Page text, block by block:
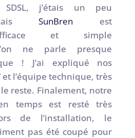
j’étais un peu
SunBren est
et simple
ne parle presque
! J’ai expliqué nos
et l’équipe technique, très
le reste. Finalement, notre
temps est resté très
de l’installation, le
pas été coupé pour